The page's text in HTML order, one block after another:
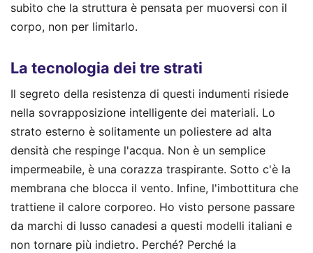
subito che la struttura è pensata per muoversi con il
corpo, non per limitarlo.
La tecnologia dei tre strati
Il segreto della resistenza di questi indumenti risiede
nella sovrapposizione intelligente dei materiali. Lo
strato esterno è solitamente un poliestere ad alta
densità che respinge l'acqua. Non è un semplice
impermeabile, è una corazza traspirante. Sotto c'è la
membrana che blocca il vento. Infine, l'imbottitura che
trattiene il calore corporeo. Ho visto persone passare
da marchi di lusso canadesi a questi modelli italiani e
non tornare più indietro. Perché? Perché la